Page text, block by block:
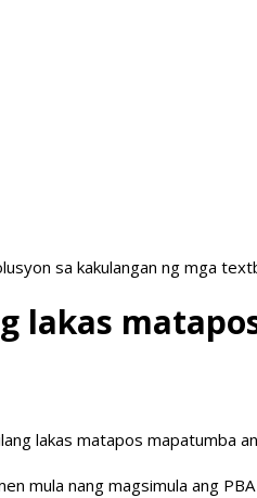
sa kakulangan ng mga
lakas
lakas matapos mapatumba
mula nang magsimula ang